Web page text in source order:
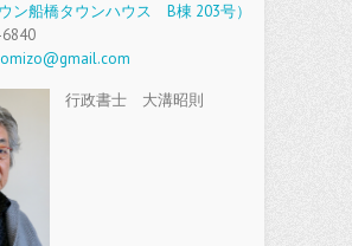
ン船橋タウンハウス B棟 203号）
行政書士 大溝昭則